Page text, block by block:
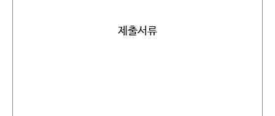
제출서류